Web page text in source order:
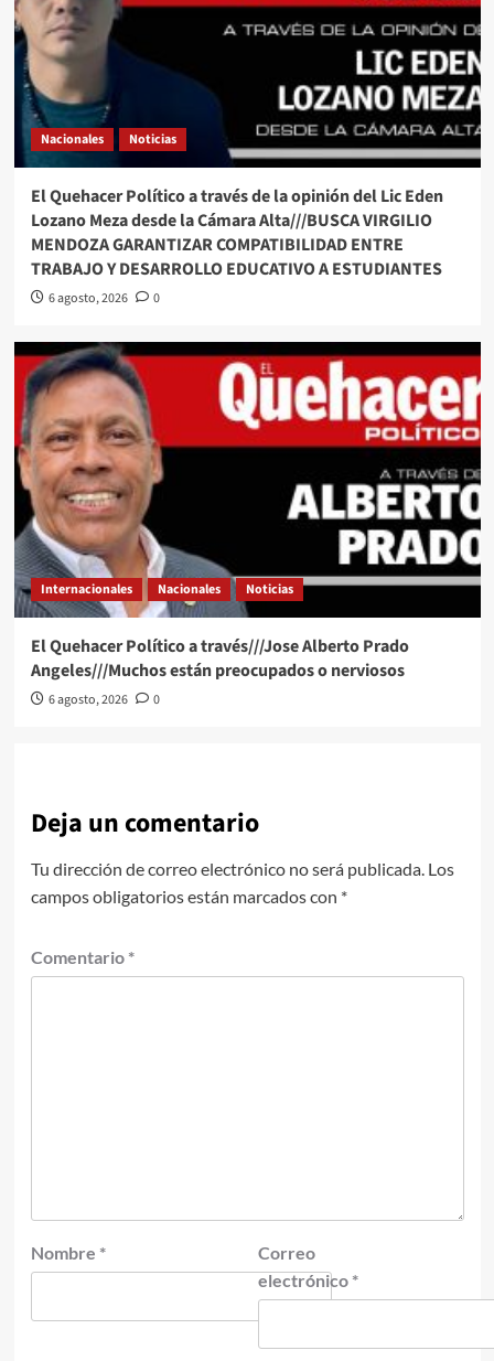
Nacionales Noticias
El Quehacer Político a través de la opinión del Lic Eden
Lozano Meza desde la Cámara Alta///BUSCA VIRGILIO
MENDOZA GARANTIZAR COMPATIBILIDAD ENTRE
TRABAJO Y DESARROLLO EDUCATIVO A ESTUDIANTES
6 agosto, 2026 0
Internacionales Nacionales Noticias
El Quehacer Político a través///Jose Alberto Prado
Angeles///Muchos están preocupados o nerviosos
6 agosto, 2026 0
Deja un comentario
Tu dirección de correo electrónico no será publicada. Los
campos obligatorios están marcados con *
Comentario *
Nombre *
Correo
electrónico *